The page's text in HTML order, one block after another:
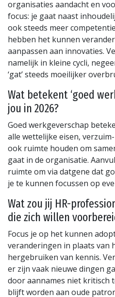
organisaties aandacht en
focus: je gaat naast
ook steeds meer
hebben het kunnen
aanpassen aan innovaties.
namelijk in kleine cycli,
‘gat’ steeds moeilijker
Wat betekent ‘goed
jou in 2026?
Goed werkgeverschap
alle wettelijke eisen,
ook ruimte houden om
gaat in de organisatie.
ruimte om via datgene dat
je te kunnen focussen op
Wat zou jij HR-
die zich willen
Focus je op het kunnen
veranderingen in plaats van
hergebruiken van kennis.
er zijn vaak nieuwe dingen
door aannames niet kritisch
blijft worden aan oude